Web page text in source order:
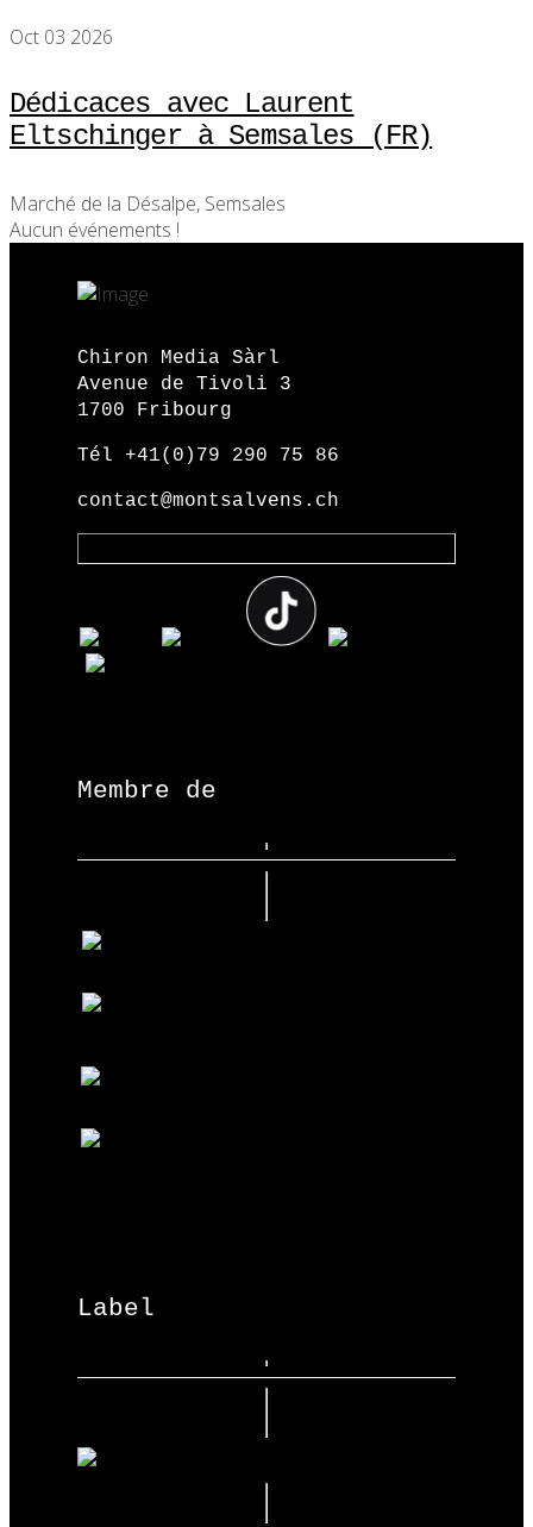
Oct 03 2026
Dédicaces avec Laurent
Eltschinger à Semsales (FR)
Marché de la Désalpe, Semsales
Aucun événements !
Chiron Media Sàrl
Avenue de Tivoli 3
1700 Fribourg
Tél +41(0)79 290 75 86
contact@montsalvens.ch
Membre de
Label